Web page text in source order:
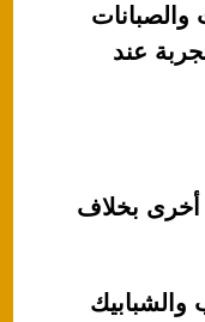
والصبانات
عند
أخرى بخلاف
والشبابيك